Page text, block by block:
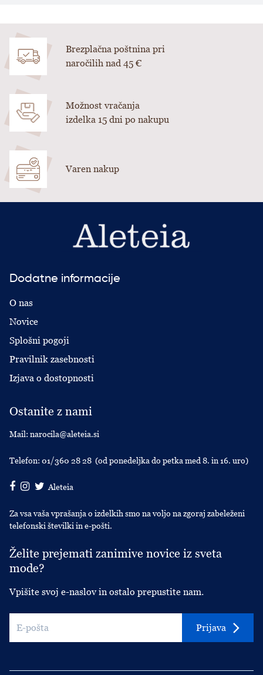
Brezplačna poštnina pri
naročilih nad 45 €
Možnost vračanja
izdelka 15 dni po nakupu
Varen nakup
Dodatne informacije
O nas
Novice
Splošni pogoji
Pravilnik zasebnosti
Izjava o dostopnosti
Ostanite z nami
Mail: narocila@aleteia.si
Telefon: 01/360 28 28 (od ponedeljka do petka med 8. in 16. uro)
Aleteia
Za vsa vaša vprašanja o izdelkih smo na voljo na zgoraj zabeleženi
telefonski številki in e-pošti.
Želite prejemati zanimive novice iz sveta
mode?
Vpišite svoj e-naslov in ostalo prepustite nam.
Prijava